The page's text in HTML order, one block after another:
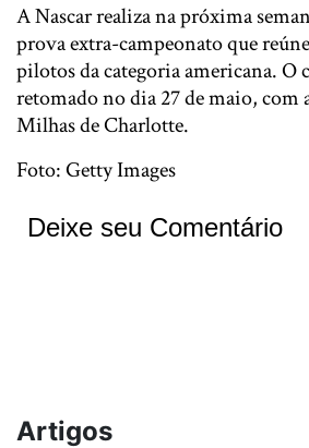
A Nascar realiza na próxima
prova extra-campeonato que
pilotos da categoria americana. O
retomado no dia 27 de maio, com
Milhas de Charlotte.
Foto: Getty Images
Deixe seu Comentário
Artigos